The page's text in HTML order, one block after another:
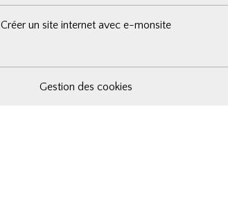
Créer un site internet avec e-monsite
Gestion des cookies